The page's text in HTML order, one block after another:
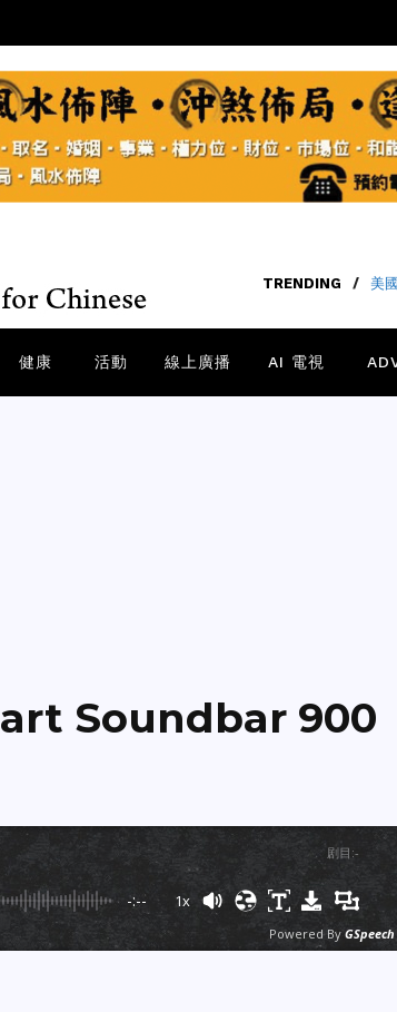
TRENDING 40
健康 活動 線上廣播 AI 電視
Soundbar 900
剧目 :-
-:-- 1x
Powered By GSpeech